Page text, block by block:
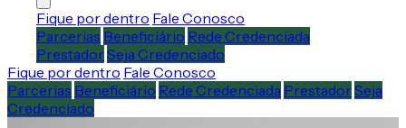
Fique por dentro Fale Conosco
Parcerias Beneficiário Rede Credenciada
PrestadorSeja Credenciado
Fique por dentro Fale Conosco
Parcerias Beneficiário Rede Credenciada PrestadorSeja
Credenciado